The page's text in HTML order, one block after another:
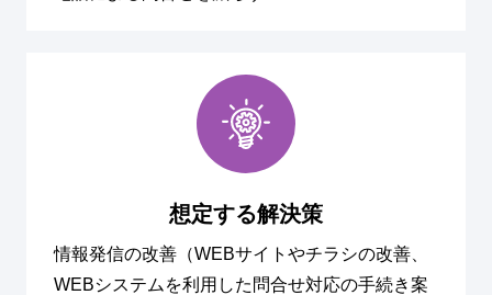
想定する解決策
情報発信の改善（WEBサイトやチラシの改善、
WEBシステムを利用した問合せ対応の手続き案